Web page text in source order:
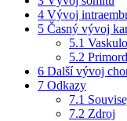
4 Vývoj
5 Časný vývoj
5.1
5.2
6 Další vývoj
7 Odkazy
7.1
7.2 Zdroj